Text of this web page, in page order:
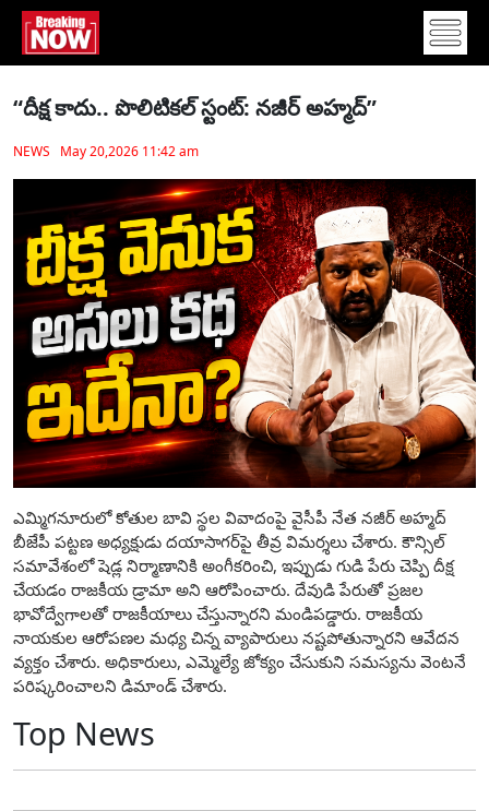
“దీక్ష కాదు.. పొలిటికల్ స్టంట్: నజీర్ అహ్మద్”
NEWS May 20,2026 11:42 am
ఎమ్మిగనూరులో కోతుల బావి స్థల వివాదంపై వైసీపీ నేత నజీర్ అహ్మద్
బీజేపీ పట్టణ అధ్యక్షుడు దయాసాగర్‌పై తీవ్ర విమర్శలు చేశారు. కౌన్సిల్
సమావేశంలో షెడ్ల నిర్మాణానికి అంగీకరించి, ఇప్పుడు గుడి పేరు చెప్పి దీక్ష
చేయడం రాజకీయ డ్రామా అని ఆరోపించారు. దేవుడి పేరుతో ప్రజల
భావోద్వేగాలతో రాజకీయాలు చేస్తున్నారని మండిపడ్డారు. రాజకీయ
నాయకుల ఆరోపణల మధ్య చిన్న వ్యాపారులు నష్టపోతున్నారని ఆవేదన
వ్యక్తం చేశారు. అధికారులు, ఎమ్మెల్యే జోక్యం చేసుకుని సమస్యను వెంటనే
పరిష్కరించాలని డిమాండ్ చేశారు.
Top News